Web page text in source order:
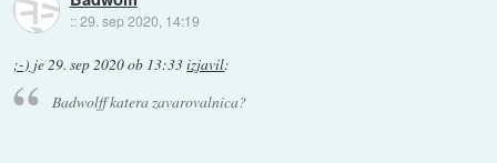
::29. sep 2020, 14:19
;-) je29. sep 2020 ob 13:33izjavil:
Badwolff katera zavarovalnica?